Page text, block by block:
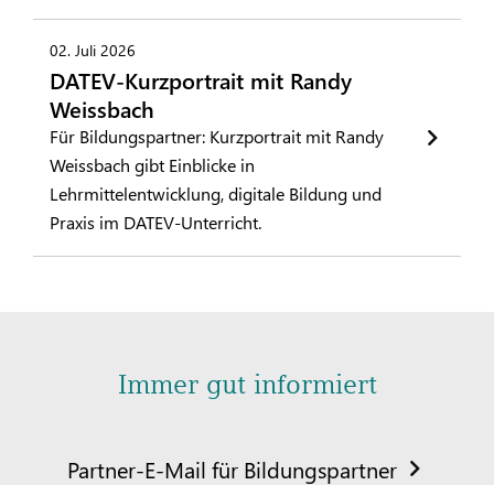
02. Juli 2026
DATEV-Kurzportrait mit Randy
Weissbach
Für Bildungspartner: Kurzportrait mit Randy
Weissbach gibt Einblicke in
Lehrmittelentwicklung, digitale Bildung und
Praxis im DATEV-Unterricht.
Immer gut informiert
Partner-E-Mail für Bildungspartner